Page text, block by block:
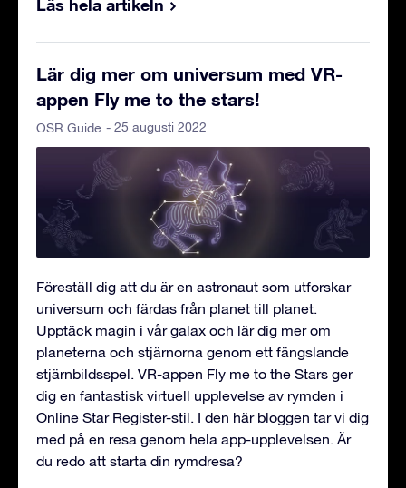
Läs hela artikeln
Lär dig mer om universum med VR-
appen Fly me to the stars!
OSR Guide - 25 augusti 2022
Föreställ dig att du är en astronaut som utforskar
universum och färdas från planet till planet.
Upptäck magin i vår galax och lär dig mer om
planeterna och stjärnorna genom ett fängslande
stjärnbildsspel. VR-appen Fly me to the Stars ger
dig en fantastisk virtuell upplevelse av rymden i
Online Star Register-stil. I den här bloggen tar vi dig
med på en resa genom hela app-upplevelsen. Är
du redo att starta din rymdresa?